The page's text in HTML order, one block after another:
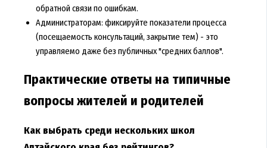
обратной связи по ошибкам.
Администраторам: фиксируйте показатели процесса
(посещаемость консультаций, закрытие тем) - это
управляемо даже без публичных "средних баллов".
Практические ответы на типичные
вопросы жителей и родителей
Как выбрать среди нескольких школ